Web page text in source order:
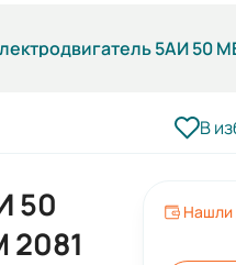
5АИ 50
В
50
2081
Нашли